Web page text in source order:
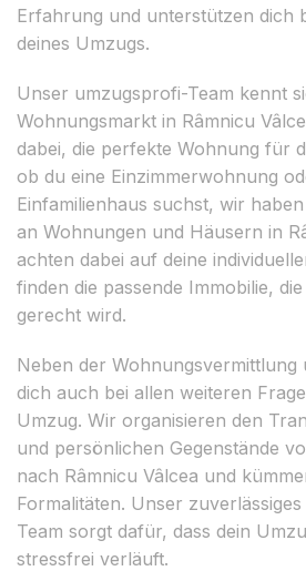
Erfahrung und unterstützen dich
deines Umzugs.
Unser umzugsprofi-Team kennt
Wohnungsmarkt in Râmnicu
dabei, die perfekte Wohnung für
ob du eine Einzimmerwohnung
Einfamilienhaus suchst, wir
an Wohnungen und Häusern in
achten dabei auf deine
finden die passende Immobilie,
gerecht wird.
Neben der Wohnungsvermittlung
dich auch bei allen weiteren
Umzug. Wir organisieren den
und persönlichen Gegenstände
nach Râmnicu Vâlcea und
Formalitäten. Unser
Team sorgt dafür, dass dein
stressfrei verläuft.